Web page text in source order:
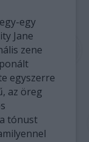
egy
Jane
zene
egyszerre
az öreg
tónust